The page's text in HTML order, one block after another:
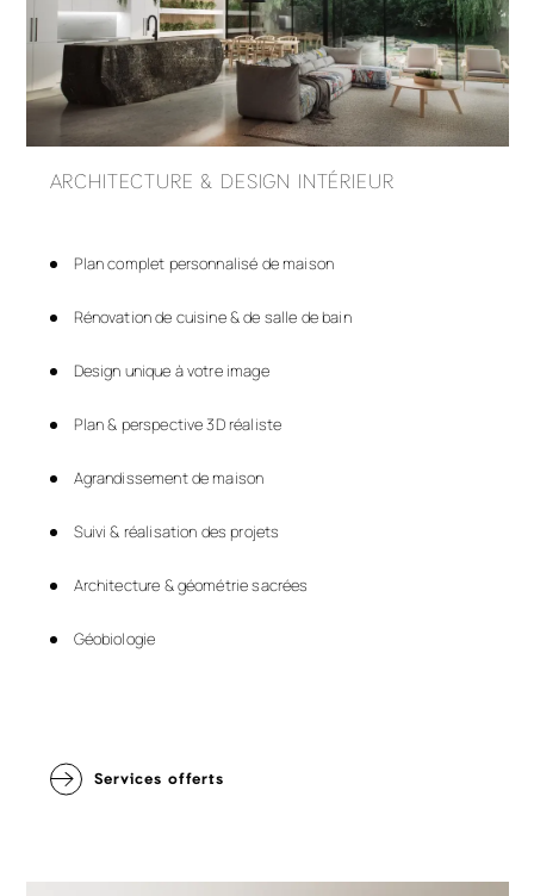
ARCHITECTURE & DESIGN INTÉRIEUR
Plan complet personnalisé de maison
Rénovation de cuisine & de salle de bain
Design unique à votre image
Plan & perspective 3D réaliste
Agrandissement de maison
Suivi & réalisation des projets
Architecture & géométrie sacrées
Géobiologie
Services offerts